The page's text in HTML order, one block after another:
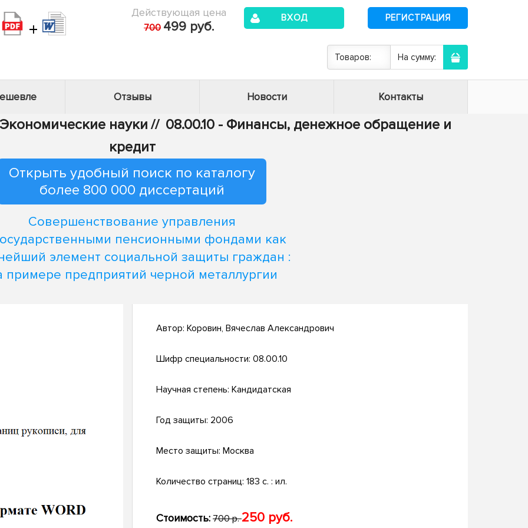
+
Действующая цена
700 499 руб.
ВХОД РЕГИСТРАЦИЯ
Товаров: На сумму:
Отзывы Новости Контакты
науки // 08.00.10 - Финансы, денежное обращение и
кредит
Открыть удобный поиск по каталогу
более 800 000 диссертаций
Совершенствование управления
пенсионными фондами как
элемент социальной защиты граждан :
примере предприятий черной металлургии
Автор: Коровин, Вячеслав Александрович
Шифр специальности: 08.00.10
Научная степень: Кандидатская
Год защиты: 2006
Место защиты: Москва
Количество страниц: 183 с. : ил.
Стоимость: 700 р.250 руб.